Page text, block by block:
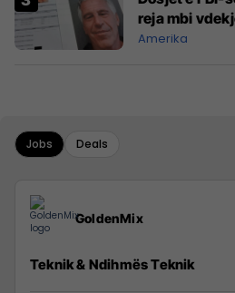
reja mbi
Amerika
Jobs Deals
GoldenMix
Teknik & Ndihmës Teknik